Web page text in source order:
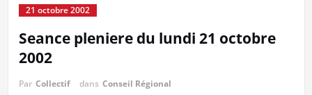
21 octobre 2002
Seance pleniere du lundi 21 octobre
2002
Par Collectif dans Conseil Régional